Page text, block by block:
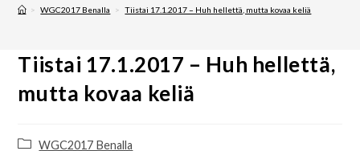
> WGC2017 Benalla > Tiistai 17.1.2017 – Huh hellettä, mutta kovaa keliä
Tiistai 17.1.2017 – Huh hellettä,
mutta kovaa keliä
WGC2017 Benalla